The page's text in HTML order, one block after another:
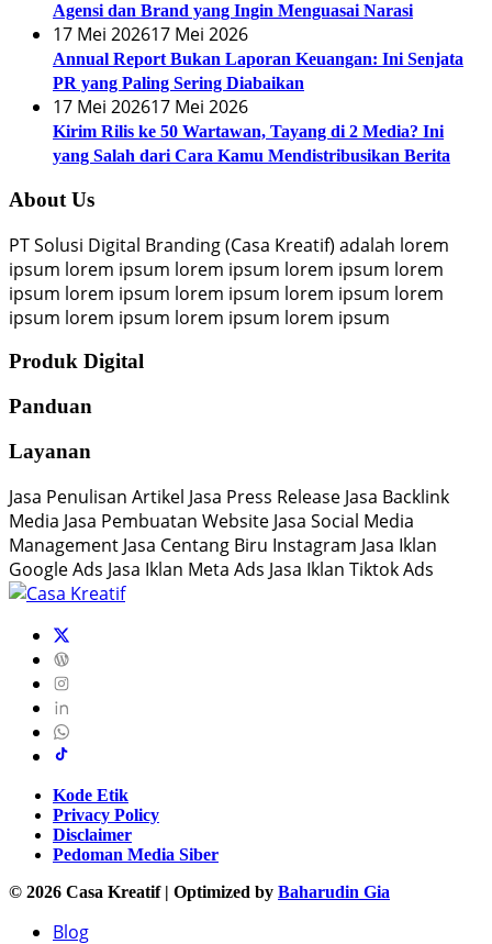
Agensi dan Brand yang Ingin Menguasai Narasi
17 Mei 202617 Mei 2026
Annual Report Bukan Laporan Keuangan: Ini Senjata
PR yang Paling Sering Diabaikan
17 Mei 202617 Mei 2026
Kirim Rilis ke 50 Wartawan, Tayang di 2 Media? Ini
yang Salah dari Cara Kamu Mendistribusikan Berita
About Us
PT Solusi Digital Branding (Casa Kreatif) adalah lorem
ipsum lorem ipsum lorem ipsum lorem ipsum lorem
ipsum lorem ipsum lorem ipsum lorem ipsum lorem
ipsum lorem ipsum lorem ipsum lorem ipsum
Produk Digital
Panduan
Layanan
Jasa Penulisan Artikel Jasa Press Release Jasa Backlink
Media Jasa Pembuatan Website Jasa Social Media
Management Jasa Centang Biru Instagram Jasa Iklan
Google Ads Jasa Iklan Meta Ads Jasa Iklan Tiktok Ads
Kode Etik
Privacy Policy
Disclaimer
Pedoman Media Siber
© 2026 Casa Kreatif | Optimized by Baharudin Gia
Blog